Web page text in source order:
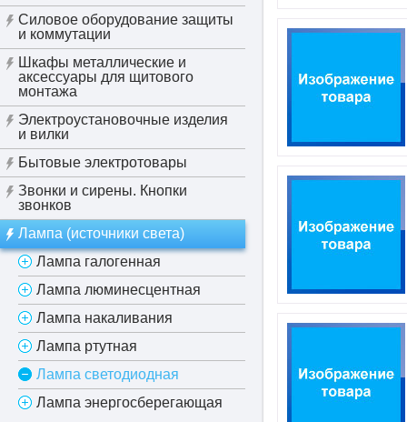
Силовое оборудование защиты
и коммутации
Шкафы металлические и
аксессуары для щитового
монтажа
Электроустановочные изделия
и вилки
Бытовые электротовары
Звонки и сирены. Кнопки
звонков
Лампа (источники света)
Лампа галогенная
Лампа люминесцентная
Лампа накаливания
Лампа ртутная
Лампа светодиодная
Лампа энергосберегающая